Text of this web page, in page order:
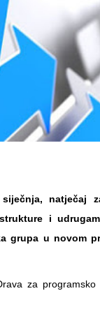
natječaj
i
grupa u novom
za programsko